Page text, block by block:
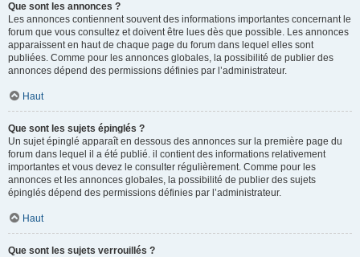
Que sont les annonces ?
Les annonces contiennent souvent des informations importantes concernant le
forum que vous consultez et doivent être lues dès que possible. Les annonces
apparaissent en haut de chaque page du forum dans lequel elles sont
publiées. Comme pour les annonces globales, la possibilité de publier des
annonces dépend des permissions définies par l’administrateur.
Haut
Que sont les sujets épinglés ?
Un sujet épinglé apparaît en dessous des annonces sur la première page du
forum dans lequel il a été publié. il contient des informations relativement
importantes et vous devez le consulter régulièrement. Comme pour les
annonces et les annonces globales, la possibilité de publier des sujets
épinglés dépend des permissions définies par l’administrateur.
Haut
Que sont les sujets verrouillés ?